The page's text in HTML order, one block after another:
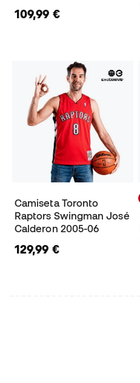
109,99 €
Camiseta Toronto
Raptors Swingman José
Calderon 2005-06
129,99 €